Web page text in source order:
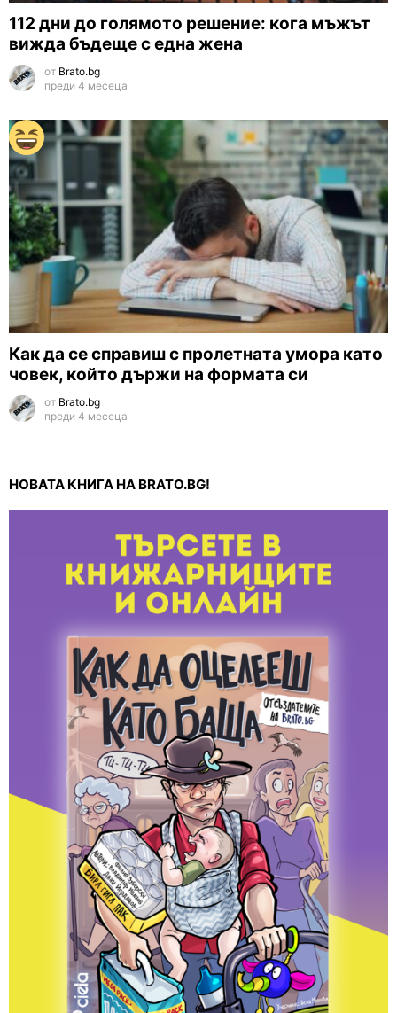
112 дни до голямото решение: кога мъжът
вижда бъдеще с една жена
от Brato.bg
преди 4 месеца
Как да се справиш с пролетната умора като
човек, който държи на формата си
от Brato.bg
преди 4 месеца
НОВАТА КНИГА НА BRATO.BG!